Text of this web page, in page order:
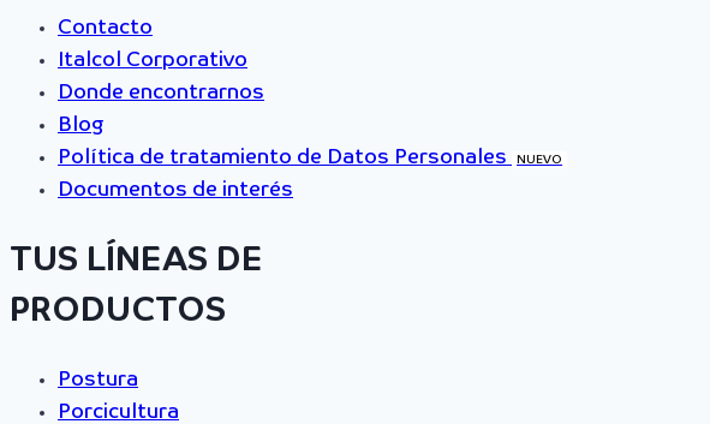
Contacto
Italcol Corporativo
Donde encontrarnos
Blog
Política de tratamiento de Datos Personales
NUEVO
Documentos de interés
TUS LÍNEAS DE
PRODUCTOS
Postura
Porcicultura